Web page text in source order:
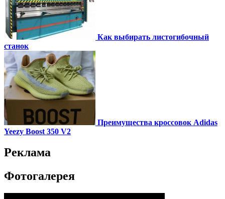
Как выбирать листогибочный
станок
Преимущества кроссовок Adidas
Yeezy Boost 350 V2
Реклама
Фотогалерея